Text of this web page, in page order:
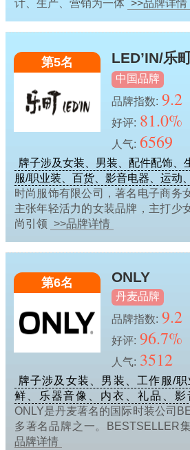
计、生产、营销为一体 >>品牌详情
第5名 LED’IN/乐
中国品牌
品牌指数: 9.2
好评: 81.0%
人气: 6569
牌子涉及女装、男装、配件配饰、
服/职业装、百货、影音电器、运动
时尚服饰有限公司，著名电子商务
主张年轻活力的女装品牌，主打少
尚引领 >>品牌详情
第6名 ONLY
丹麦品牌
品牌指数: 9.2
好评: 96.7%
人气: 3512
牌子涉及女装、男装、工作服/
鲜、乐器音像、内衣、礼品、影
ONLY是丹麦著名的国际时装公司
多著名品牌之一。BESTSELLER
品牌详情